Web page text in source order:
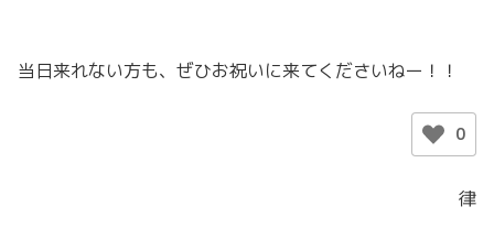
当日来れない方も、ぜひお祝いに来てくださいねー！！
0
律